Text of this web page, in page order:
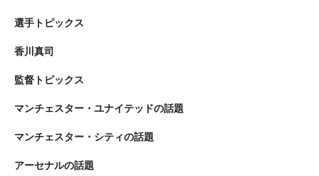
選手トピックス
香川真司
監督トピックス
マンチェスター・ユナイテッドの話題
マンチェスター・シティの話題
アーセナルの話題